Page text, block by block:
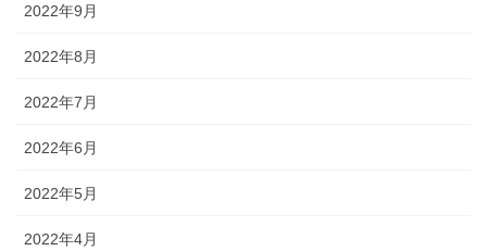
2022年9月
2022年8月
2022年7月
2022年6月
2022年5月
2022年4月